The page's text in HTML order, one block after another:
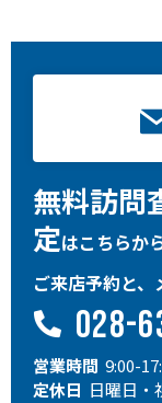
無料訪問
定はこちらか
ご来店予約と
028-
営業時間 9:00-
定休日 日曜日・